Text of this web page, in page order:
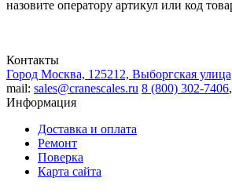
назовите оператору артикул или код
Контакты
Город Москва, 125212, Выборгская
mail: sales@cranescales.ru 8 (800) 302-7406,
Информация
Доставка и оплата
Ремонт
Поверка
Карта сайта